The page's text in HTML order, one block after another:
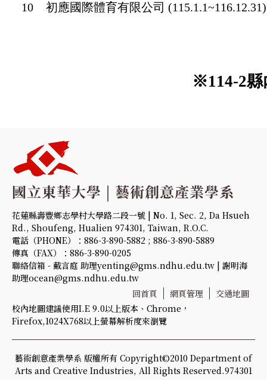
10
初應國際體育有限公司 (115.1.1~116.12.31)
※114-2縣
花蓮縣壽豐鄉志學村大學路二段一號 | No. 1, Sec. 2, Da Hsueh
Rd., Shoufeng, Hualien 974301, Taiwan, R.O.C.
電話（PHONE）：886-3-890-5882 ; 886-3-890-5889
傳真（FAX）：886-3-890-0205
聯絡信箱 - 戴言庭 助理yenting@gms.ndhu.edu.tw | 謝明海
助理ocean@gms.ndhu.edu.tw
回首頁
網頁管理
交通地圖
校內地圖建議使用I.E 9.0以上版本、Chrome，
Firefox,1024X768以上螢幕解析度來瀏覽
藝術創意產業學系 版權所有 Copyright©2010 Department of
Arts and Creative Industries, All Rights Reserved.974301